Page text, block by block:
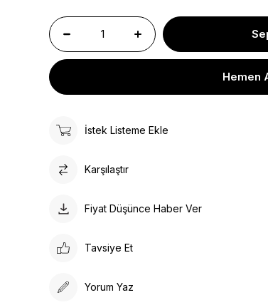
İstek Listeme Ekle
Karşılaştır
Fiyat Düşünce Haber Ver
Tavsiye Et
Yorum Yaz